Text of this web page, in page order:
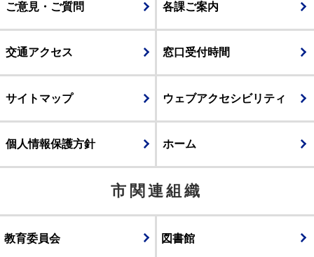
ご意見・ご質問 各課ご案内
交通アクセス 窓口受付時間
サイトマップ ウェブアクセシビリティ
個人情報保護方針 ホーム
市関連組織
教育委員会 図書館